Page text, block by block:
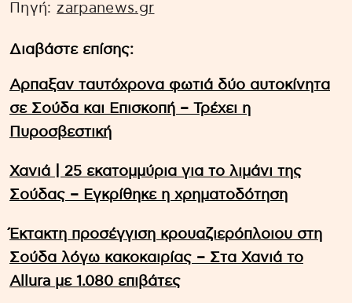
Πηγή:zarpanews.gr
Διαβάστε επίσης:
Αρπαξαν ταυτόχρονα φωτιά δύο αυτοκίνητα
σε Σούδα και Επισκοπή – Τρέχει η
Πυροσβεστική
Χανιά | 25 εκατομμύρια για το λιμάνι της
Σούδας – Εγκρίθηκε η χρηματοδότηση
Έκτακτη προσέγγιση κρουαζιερόπλοιου στη
Σούδα λόγω κακοκαιρίας – Στα Χανιά το
Allura με 1.080 επιβάτες